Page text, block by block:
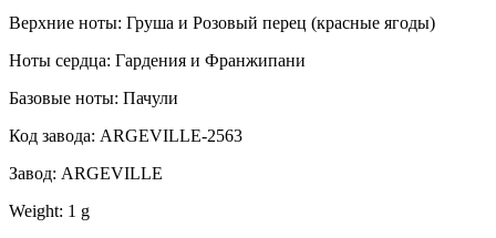
Верхние ноты: Груша и Розовый перец (красные ягоды)
Ноты сердца: Гардения и Франжипани
Базовые ноты: Пачули
Код завода: ARGEVILLE-2563
Завод: ARGEVILLE
Weight: 1 g